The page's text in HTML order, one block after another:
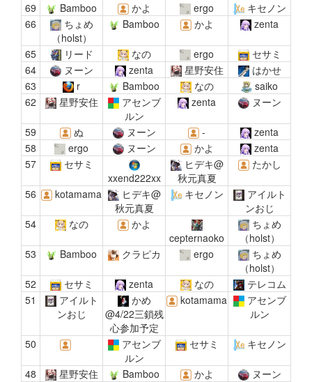
69
Bamboo かよ ergo
キセノン
66
ちょめ
（holst）
Bamboo かよ zenta
65 リード なの ergo
セサミ
64
ヌーン zenta 星野安住
はかせ
63
r Bamboo なの
saiko
62
星野安住
アセンブ
ルン
zenta ヌーン
59 ぬ ヌーン -
zenta
58
ergo ヌーン かよ
zenta
57
セサミ
xxend222xx
ヒデキ@
秋元真夏
たかし
56 kotamama
ヒデキ@
秋元真夏
キセノン
アイルト
ンおじ
54
なの
かよ
cepternaoko
ちょめ
（holst）
53
Bamboo クラピカ ergo
ちょめ
（holst）
52
セサミ zenta なの
テレコム
51
アイルト
ンおじ
かめ
@4/22三鎖残
心参加予定
kotamama
アセンブ
ルン
50
アセンブ
ルン
セサミ キセノン
48 星野安住 Bamboo かよ
ヌーン